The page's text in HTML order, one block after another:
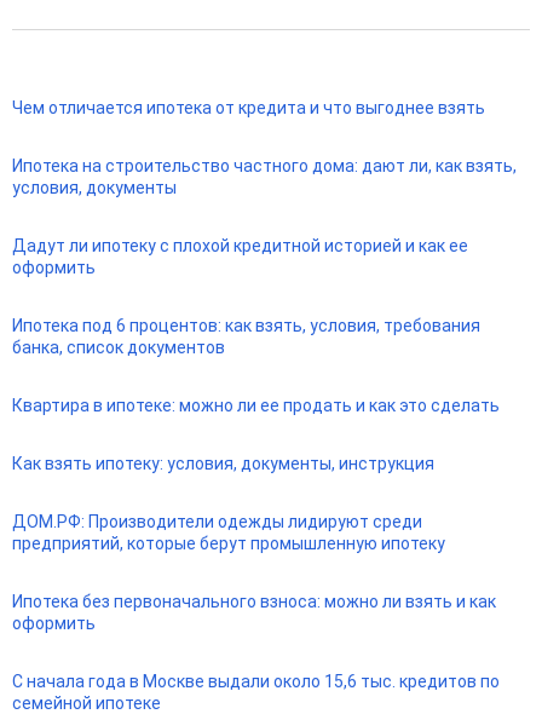
Чем отличается ипотека от кредита и что выгоднее взять
Ипотека на строительство частного дома: дают ли, как взять,
условия, документы
Дадут ли ипотеку с плохой кредитной историей и как ее
оформить
Ипотека под 6 процентов: как взять, условия, требования
банка, список документов
Квартира в ипотеке: можно ли ее продать и как это сделать
Как взять ипотеку: условия, документы, инструкция
ДОМ.РФ: Производители одежды лидируют среди
предприятий, которые берут промышленную ипотеку
Ипотека без первоначального взноса: можно ли взять и как
оформить
С начала года в Москве выдали около 15,6 тыс. кредитов по
семейной ипотеке